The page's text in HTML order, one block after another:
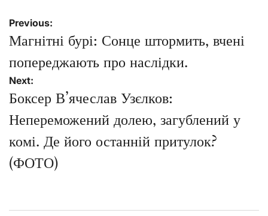
Навігація
записів
Previous:
Магнітні бурі: Сонце штормить, вчені
попереджають про наслідки.
Next:
Боксер В’ячеслав Узєлков:
Непереможений долею, загублений у
комі. Де його останній притулок?
(ФОТО)